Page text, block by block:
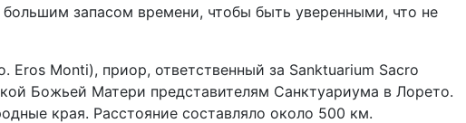
запасом времени, чтобы быть уверенными, что не
Eros Monti), приор, ответственный за Sanktuarium Sacro
Божьей Матери представителям Санктуариума в Лорето.
края. Расстояние составляло около 500 км.